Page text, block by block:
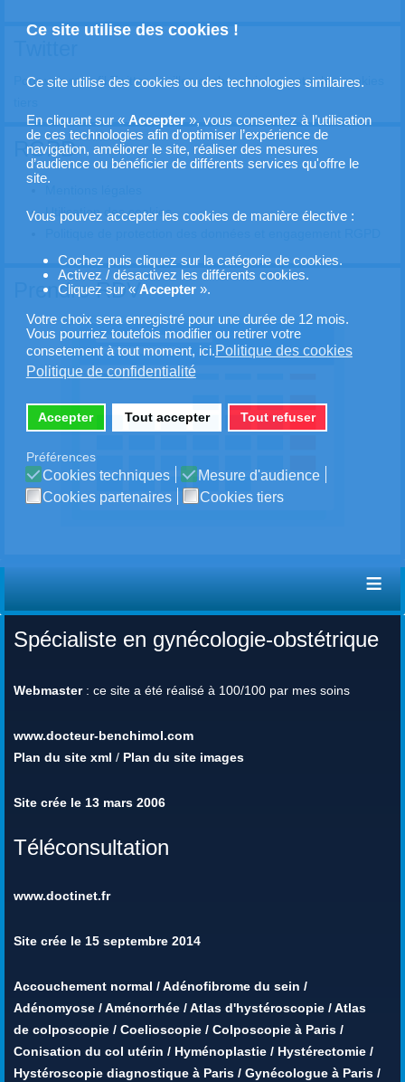
Ce site utilise des cookies !
Ce site utilise des cookies ou des technologies similaires.
En cliquant sur « Accepter», vous consentez à l’utilisation
de ces technologies afin d'optimiser l’expérience de
navigation, améliorer le site, réaliser des mesures
d’audience ou bénéficier de différents services qu'offre le
site.
Vous pouvez accepter les cookies de manière élective :
Cochez puis cliquez sur la catégorie de cookies.
Activez / désactivez les différents cookies.
Cliquez sur « Accepter».
Votre choix sera enregistré pour une durée de 12 mois.
Vous pourriez toutefois modifier ou retirer votre
consetement à tout moment, ici.Politique des cookies
Politique de confidentialité
Accepter Tout accepter Tout refuser
Préférences
Cookies techniques
Mesure d'audience
Cookies partenaires
Cookies tiers
Pour voir mon fil Twitter veuillez cocher puis accepter les cookies
RGPD
Utilisation des cookies
Prendre RDV
≡
Spécialiste en gynécologie-obstétrique
Webmaster: ce site a été réalisé à 100/100 par mes soins
www.docteur-benchimol.com
Plan du site xml / Plan du site images
Site crée le 13 mars 2006
Téléconsultation
www.doctinet.fr
Site crée le 15 septembre 2014
Accouchement normal /Adénofibrome du sein /
Adénomyose /Aménorrhée /Atlas d'hystéroscopie /Atlas
de colposcopie / Coelioscopie / Colposcopie à Paris /
Conisation du col utérin / Hyménoplastie / Hystérectomie /
Hystéroscopie diagnostique à Paris / Gynécologue à Paris /